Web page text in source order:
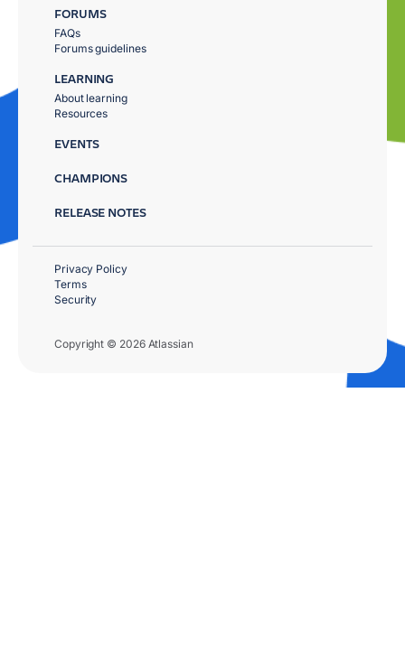
FORUMS
FAQs
Forums guidelines
LEARNING
About learning
Resources
EVENTS
CHAMPIONS
RELEASE NOTES
Copyright © 2026 Atlassian
Privacy Policy
Terms
Security